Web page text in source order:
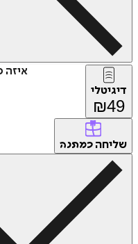
איזה
דיגיטלי
₪49
שליחה כמתנה